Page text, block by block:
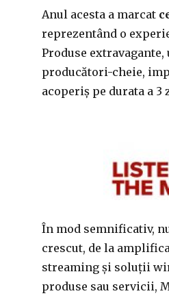
Anul acesta a marcat
reprezentând o
Produse
producători-cheie,
acoperiș pe durata a 3
În mod semnificativ,
crescut, de la
streaming și soluții
produse sau servicii,